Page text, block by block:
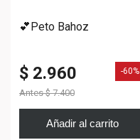
💕Peto Bahoz
$ 2.960
Antes $ 7.400
-60%
Añadir al carrito